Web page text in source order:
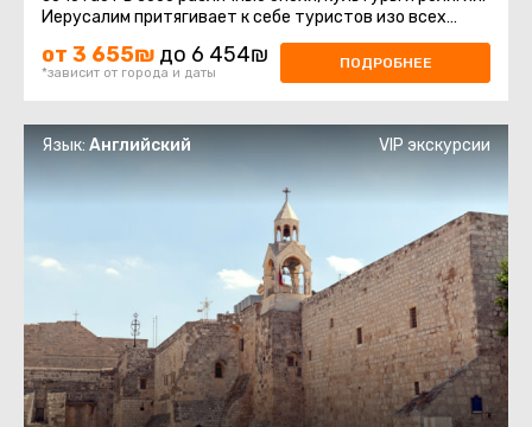
Иерусалим притягивает к себе туристов изо всех
от 3 655₪ до 6 454₪
*зависит от города и даты
ПОДРОБНЕЕ
Язык:Английский VIP экскурсии